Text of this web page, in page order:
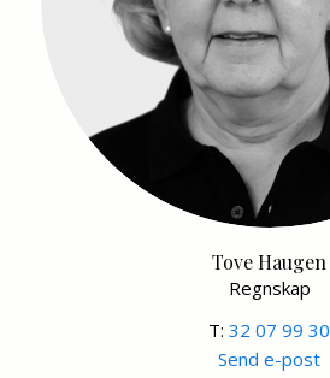
Tove Haugen
Regnskap
T:32 07 99 30
Send e-post